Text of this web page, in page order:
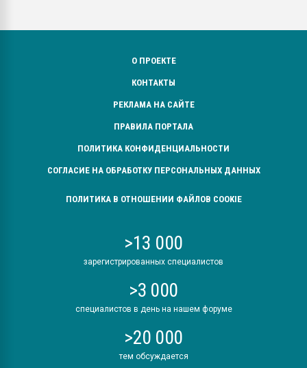
О ПРОЕКТЕ
КОНТАКТЫ
РЕКЛАМА НА САЙТЕ
ПРАВИЛА ПОРТАЛА
ПОЛИТИКА КОНФИДЕНЦИАЛЬНОСТИ
СОГЛАСИЕ НА ОБРАБОТКУ ПЕРСОНАЛЬНЫХ ДАННЫХ
ПОЛИТИКА В ОТНОШЕНИИ ФАЙЛОВ COOKIE
>13 000
зарегистрированных специалистов
>3 000
специалистов в день на нашем форуме
>20 000
тем обсуждается